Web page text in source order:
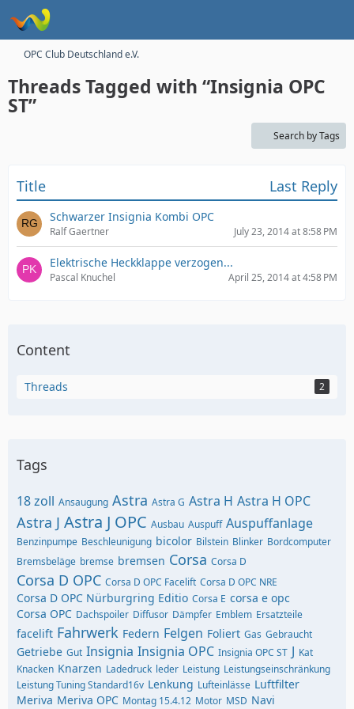
OPC Club Deutschland e.V.
Threads Tagged with “Insignia OPC
ST”
Search by Tags
Title Last Reply
Schwarzer Insignia Kombi OPC
Ralf Gaertner July 23, 2014 at 8:58 PM
Elektrische Heckklappe verzogen...
Pascal Knuchel April 25, 2014 at 4:58 PM
Content
Threads 2
Tags
18 zoll Ansaugung Astra Astra G Astra H Astra H OPC
Astra J Astra J OPC Ausbau Auspuff Auspuffanlage
Benzinpumpe Beschleunigung bicolor Bilstein Blinker Bordcomputer
Bremsbeläge bremse bremsen Corsa Corsa D
Corsa D OPC Corsa D OPC Facelift Corsa D OPC NRE
Corsa D OPC Nürburgring Editio Corsa E corsa e opc
Corsa OPC Dachspoiler Diffusor Dämpfer Emblem Ersatzteile
facelift Fahrwerk Federn Felgen Foliert Gas Gebraucht
Getriebe Gut Insignia Insignia OPC Insignia OPC ST J Kat
Knacken Knarzen Ladedruck leder Leistung Leistungseinschränkung
Leistung Tuning Standard16v Lenkung Lufteinlässe Luftfilter
Meriva Meriva OPC Montag 15.4.12 Motor MSD Navi